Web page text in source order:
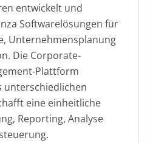
entwickelt und
Softwarelösungen für
Unternehmensplanung
Die Corporate-
Plattform
unterschiedlichen
eine einheitliche
Reporting, Analyse